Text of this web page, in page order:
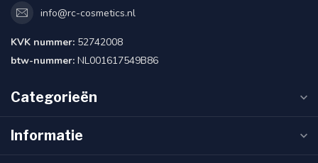
info@rc-cosmetics.nl
KVK nummer: 52742008
btw-nummer: NL001617549B86
Categorieën
Informatie